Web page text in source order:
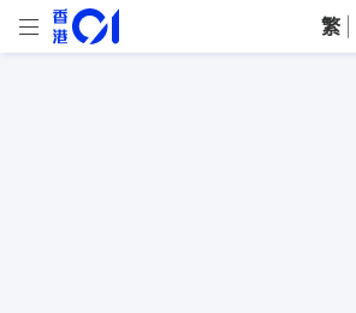
繁